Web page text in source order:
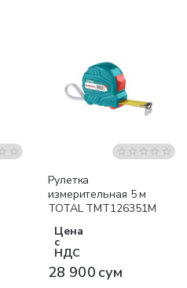
Рулетка
измерительная 5 м
TOTAL TMT126351M
Цена
с
НДС
28 900 сум